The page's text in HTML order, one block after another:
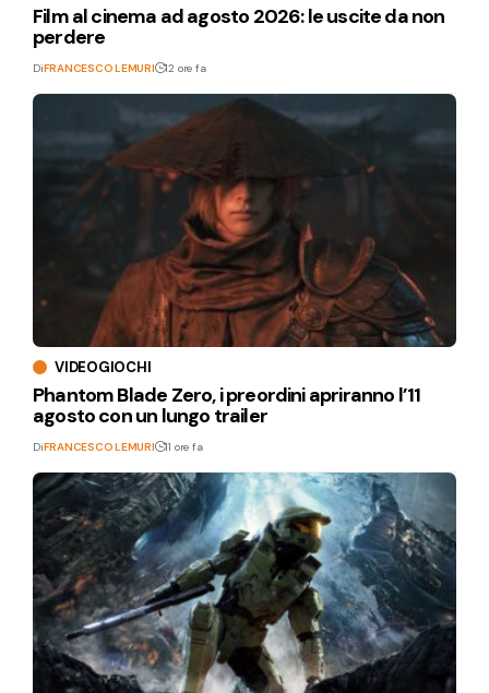
Film al cinema ad agosto 2026: le uscite da non
perdere
DiFRANCESCO LEMURI 12 ore fa
VIDEOGIOCHI
Phantom Blade Zero, i preordini apriranno l’11
agosto con un lungo trailer
DiFRANCESCO LEMURI 11 ore fa